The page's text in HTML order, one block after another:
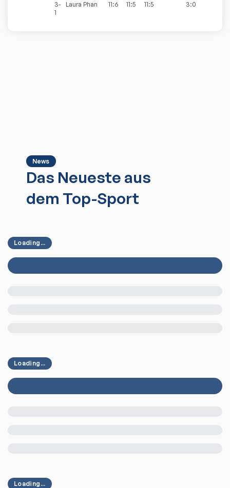
3-
1
Laura Phan 11:6 11:5 11:5 3:0
News
Das Neueste aus
dem Top-Sport
Loading...
Loading...
Loading...